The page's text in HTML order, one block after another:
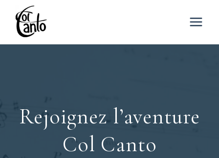
contenu
Rejoignez l’aventure
Col Canto